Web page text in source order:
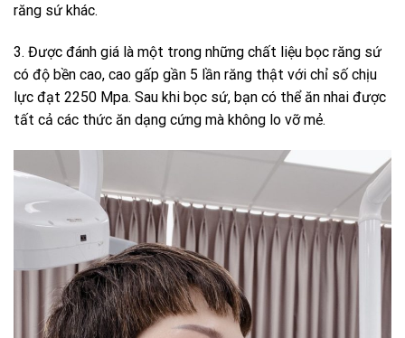
răng sứ khác.
3. Được đánh giá là một trong những chất liệu bọc răng sứ
có độ bền cao, cao gấp gần 5 lần răng thật với chỉ số chịu
lực đạt 2250 Mpa. Sau khi bọc sứ, bạn có thể ăn nhai được
tất cả các thức ăn dạng cứng mà không lo vỡ mẻ.